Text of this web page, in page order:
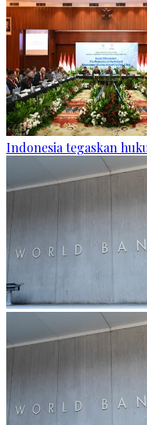
Indonesia tegaskan